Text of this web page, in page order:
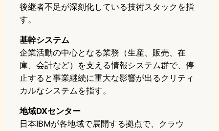
後継者不足が深刻化している技術スタックを指
す。
基幹システム
企業活動の中心となる業務（生産、販売、在
庫、会計など）を支える情報システム群で、停
止すると事業継続に重大な影響が出るクリティ
カルなシステムを指す。
地域DXセンター
日本IBMが各地域で展開する拠点で、クラウ